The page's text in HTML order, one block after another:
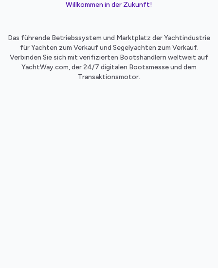
Willkommen in der Zukunft!
Das führende Betriebssystem und Marktplatz der Yachtindustrie
für Yachten zum Verkauf und Segelyachten zum Verkauf.
Verbinden Sie sich mit verifizierten Bootshändlern weltweit auf
YachtWay.com, der 24/7 digitalen Bootsmesse und dem
Transaktionsmotor.